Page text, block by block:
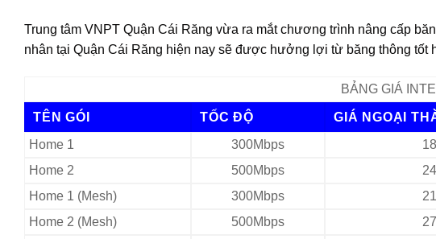
Trung tâm VNPT Quận Cái Răng vừa ra mắt chương trình nâng cấp
nhân tại Quận Cái Răng hiện nay sẽ được hưởng lợi từ băng thông
BẢNG GIÁ
TÊN GÓI TỐC ĐỘ GIÁ NGOẠI
Home 1
300Mbps
Home 2
500Mbps
Home 1 (Mesh)
300Mbps
Home 2 (Mesh)
500Mbps